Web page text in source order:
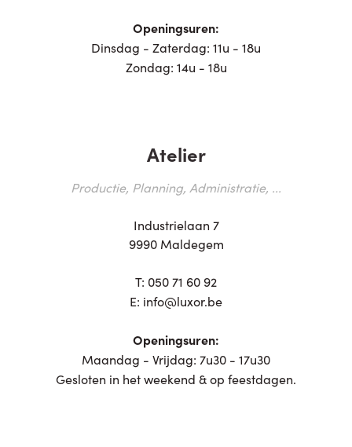
Openingsuren:
Dinsdag - Zaterdag: 11u - 18u
Zondag: 14u - 18u
Atelier
Productie, Planning, Administratie, ...
Industrielaan 7
9990 Maldegem
T: 050 71 60 92
E: info@luxor.be
Openingsuren:
Maandag - Vrijdag: 7u30 - 17u30
Gesloten in het weekend & op feestdagen.